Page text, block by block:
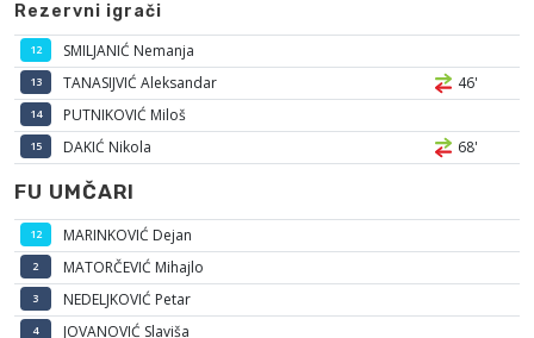
Rezervni igrači
12 SMILJANIĆ Nemanja
13 TANASIJVIĆ Aleksandar 46'
14 PUTNIKOVIĆ Miloš
15 DAKIĆ Nikola 68'
FU UMČARI
12 MARINKOVIĆ Dejan
2 MATORČEVIĆ Mihajlo
3 NEDELJKOVIĆ Petar
4 JOVANOVIĆ Slaviša